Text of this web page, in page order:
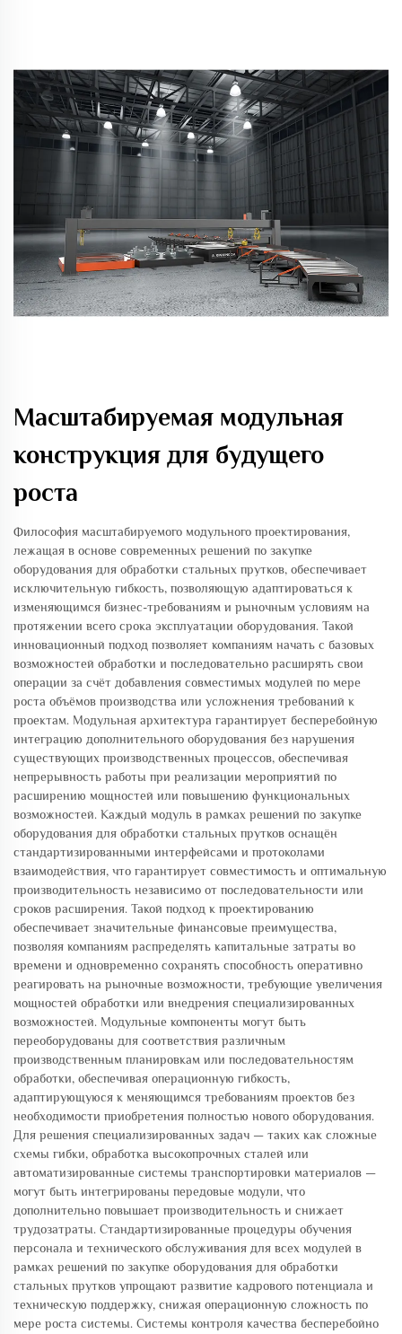
Масштабируемая модульная
конструкция для будущего
роста
Философия масштабируемого модульного проектирования,
лежащая в основе современных решений по закупке
оборудования для обработки стальных прутков, обеспечивает
исключительную гибкость, позволяющую адаптироваться к
изменяющимся бизнес-требованиям и рыночным условиям на
протяжении всего срока эксплуатации оборудования. Такой
инновационный подход позволяет компаниям начать с базовых
возможностей обработки и последовательно расширять свои
операции за счёт добавления совместимых модулей по мере
роста объёмов производства или усложнения требований к
проектам. Модульная архитектура гарантирует бесперебойную
интеграцию дополнительного оборудования без нарушения
существующих производственных процессов, обеспечивая
непрерывность работы при реализации мероприятий по
расширению мощностей или повышению функциональных
возможностей. Каждый модуль в рамках решений по закупке
оборудования для обработки стальных прутков оснащён
стандартизированными интерфейсами и протоколами
взаимодействия, что гарантирует совместимость и оптимальную
производительность независимо от последовательности или
сроков расширения. Такой подход к проектированию
обеспечивает значительные финансовые преимущества,
позволяя компаниям распределять капитальные затраты во
времени и одновременно сохранять способность оперативно
реагировать на рыночные возможности, требующие увеличения
мощностей обработки или внедрения специализированных
возможностей. Модульные компоненты могут быть
переоборудованы для соответствия различным
производственным планировкам или последовательностям
обработки, обеспечивая операционную гибкость,
адаптирующуюся к меняющимся требованиям проектов без
необходимости приобретения полностью нового оборудования.
Для решения специализированных задач — таких как сложные
схемы гибки, обработка высокопрочных сталей или
автоматизированные системы транспортировки материалов —
могут быть интегрированы передовые модули, что
дополнительно повышает производительность и снижает
трудозатраты. Стандартизированные процедуры обучения
персонала и технического обслуживания для всех модулей в
рамках решений по закупке оборудования для обработки
стальных прутков упрощают развитие кадрового потенциала и
техническую поддержку, снижая операционную сложность по
мере роста системы. Системы контроля качества бесперебойно